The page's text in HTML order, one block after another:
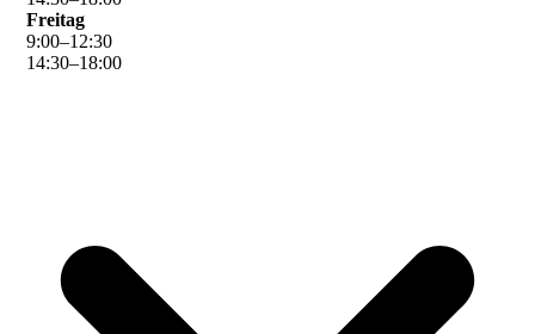
Freitag
9:00–12:30
14:30–18:00